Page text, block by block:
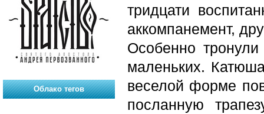
тридцати
аккомпанемент,
Особенно
маленьких.
веселой форме
посланную
Облако тегов